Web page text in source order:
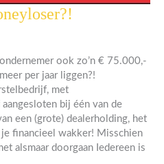
ook zo’n € 75.000,-
per jaar liggen?!
met
bij één van de
een (grote) dealerholding, het
financieel wakker! Misschien
alsmaar doorgaan Iedereen is